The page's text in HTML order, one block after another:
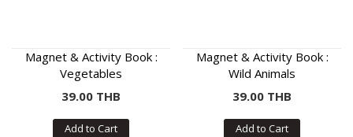
Magnet & Activity Book :
Vegetables
39.00 THB
Add to Cart
Magnet & Activity Book :
Wild Animals
39.00 THB
Add to Cart